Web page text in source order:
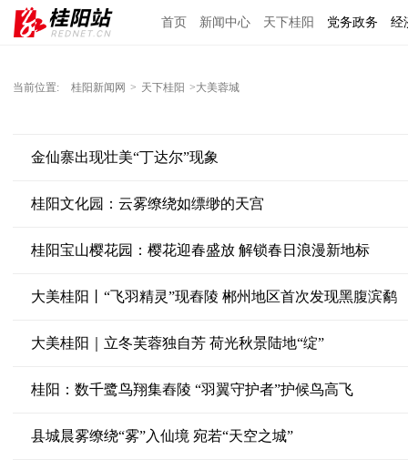
首页 新闻中心 天下桂阳 党务政务 经
当前位置: 桂阳新闻网 > 天下桂阳 >大美蓉城
金仙寨出现壮美“丁达尔”现象
桂阳文化园：云雾缭绕如缥缈的天宫
桂阳宝山樱花园：樱花迎春盛放 解锁春日浪漫新地标
大美桂阳丨“飞羽精灵”现舂陵 郴州地区首次发现黑腹滨鹬
大美桂阳｜立冬芙蓉独自芳 荷光秋景陆地“绽”
桂阳：数千鹭鸟翔集舂陵 “羽翼守护者”护候鸟高飞
县城晨雾缭绕“雾”入仙境 宛若“天空之城”